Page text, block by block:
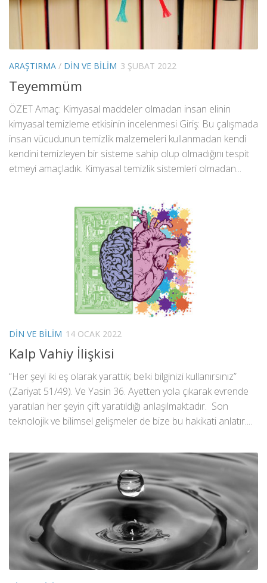
ARAŞTIRMA / DIN VE BILIM 3 ŞUBAT 2022
Teyemmüm
ÖZET Amaç: Kimyasal maddeler olmadan insan elinin
kimyasal temizleme etkisinin incelenmesi Giriş: Bu çalışmada
insan vücudunun temizlik malzemeleri kullanmadan kendi
kendini temizleyen bir sisteme sahip olup olmadığını tespit
etmeyi amaçladık. Kimyasal temizlik sistemleri olmadan...
DIN VE BILIM 14 OCAK 2022
Kalp Vahiy İlişkisi
“Her şeyi iki eş olarak yarattık; belki bilginizi kullanırsınız”
(Zariyat 51/49). Ve Yasin 36. Ayetten yola çıkarak evrende
yaratılan her şeyin çift yaratıldığı anlaşılmaktadır. Son
teknolojik ve bilimsel gelişmeler de bize bu hakikati anlatır....